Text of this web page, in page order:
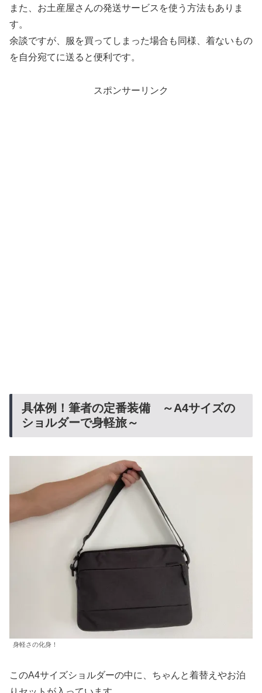
また、お土産屋さんの発送サービスを使う方法もありま
す。
余談ですが、服を買ってしまった場合も同様、着ないもの
を自分宛てに送ると便利です。
スポンサーリンク
具体例！筆者の定番装備 ～A4サイズの
ショルダーで身軽旅～
身軽さの化身！
このA4サイズショルダーの中に、ちゃんと着替えやお泊